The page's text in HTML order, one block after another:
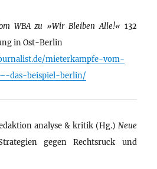
WBA zu »Wir Bleiben Alle!« 132
in Ost-Berlin
mieterkampfe-vom-
das-beispiel-berlin/
analyse & kritik (Hg.) Neue
gegen Rechtsruck und